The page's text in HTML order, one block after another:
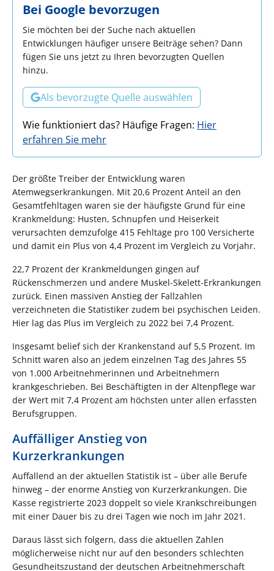
Bei Google bevorzugen
Sie möchten bei der Suche nach aktuellen
Entwicklungen häufiger unsere Beiträge sehen? Dann
fügen Sie uns jetzt zu Ihren bevorzugten Quellen
hinzu.
Als bevorzugte Quelle auswählen
Wie funktioniert das? Häufige Fragen: Hier
erfahren Sie mehr
Der größte Treiber der Entwicklung waren
Atemwegserkrankungen. Mit 20,6 Prozent Anteil an den
Gesamtfehltagen waren sie der häufigste Grund für eine
Krankmeldung: Husten, Schnupfen und Heiserkeit
verursachten demzufolge 415 Fehltage pro 100 Versicherte
und damit ein Plus von 4,4 Prozent im Vergleich zu Vorjahr.
22,7 Prozent der Krankmeldungen gingen auf
Rückenschmerzen und andere Muskel-Skelett-Erkrankungen
zurück. Einen massiven Anstieg der Fallzahlen
verzeichneten die Statistiker zudem bei psychischen Leiden.
Hier lag das Plus im Vergleich zu 2022 bei 7,4 Prozent.
Insgesamt belief sich der Krankenstand auf 5,5 Prozent. Im
Schnitt waren also an jedem einzelnen Tag des Jahres 55
von 1.000 Arbeitnehmerinnen und Arbeitnehmern
krankgeschrieben. Bei Beschäftigten in der Altenpflege war
der Wert mit 7,4 Prozent am höchsten unter allen erfassten
Berufsgruppen.
Auffälliger Anstieg von
Kurzerkrankungen
Auffallend an der aktuellen Statistik ist – über alle Berufe
hinweg – der enorme Anstieg von Kurzerkrankungen. Die
Kasse registrierte 2023 doppelt so viele Krankschreibungen
mit einer Dauer bis zu drei Tagen wie noch im Jahr 2021.
Daraus lässt sich folgern, dass die aktuellen Zahlen
möglicherweise nicht nur auf den besonders schlechten
Gesundheitszustand der deutschen Arbeitnehmerschaft